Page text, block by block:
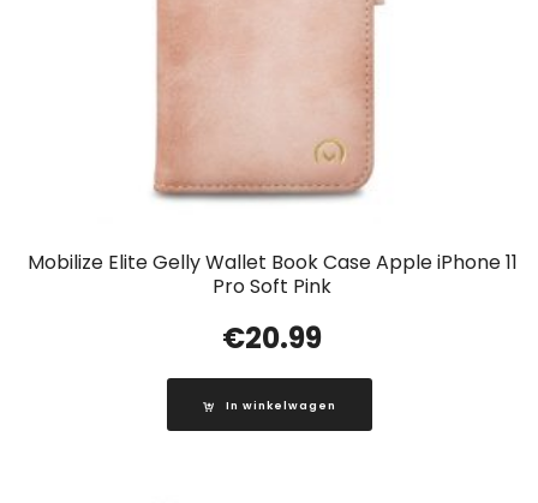
Mobilize Elite Gelly Wallet Book Case Apple iPhone 11
Pro Soft Pink
€20.99
In winkelwagen